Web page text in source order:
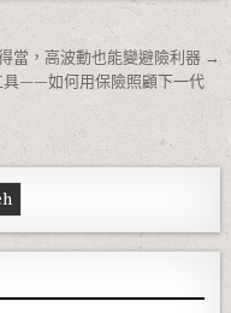
當，高波動也能變避險利器 →
具——如何用保險照顧下一代